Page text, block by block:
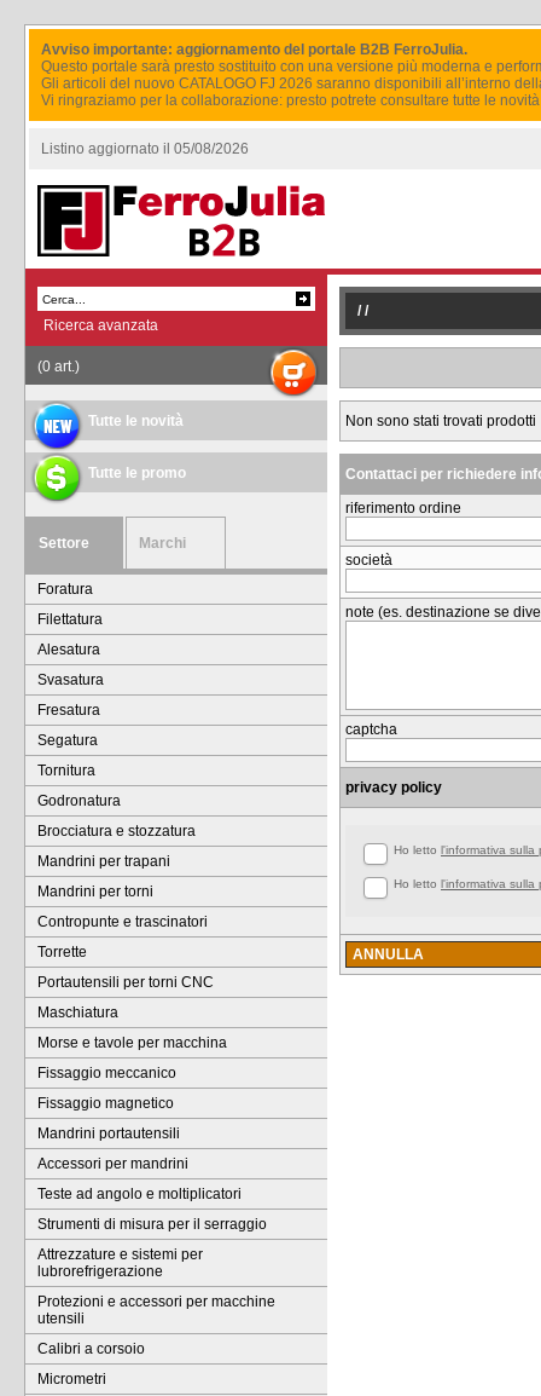
Avviso importante: aggiornamento del portale B2B FerroJulia.
Questo portale sarà presto sostituito con una versione più moderna e
Gli articoli del nuovo CATALOGO FJ 2026 saranno disponibili all’interno
Vi ringraziamo per la collaborazione: presto potrete consultare tutte le
Listino aggiornato il 05/08/2026
Ricerca avanzata
(0 art.)
Tutte le novità
Tutte le promo
Settore Marchi
Foratura
Filettatura
Alesatura
Svasatura
Fresatura
Segatura
Tornitura
Godronatura
Brocciatura e stozzatura
Mandrini per trapani
Mandrini per torni
Contropunte e trascinatori
Torrette
Portautensili per torni CNC
Maschiatura
Morse e tavole per macchina
Fissaggio meccanico
Fissaggio magnetico
Mandrini portautensili
Accessori per mandrini
Teste ad angolo e moltiplicatori
Strumenti di misura per il serraggio
Attrezzature e sistemi per
lubrorefrigerazione
Protezioni e accessori per macchine
utensili
Calibri a corsoio
Micrometri
//
Non sono stati trovati prodotti
Contattaci per richiedere
riferimento ordine
società
note (es. destinazione se
captcha
privacy policy
Ho letto l'informativa sulla
Ho letto l'informativa sulla
ANNULLA